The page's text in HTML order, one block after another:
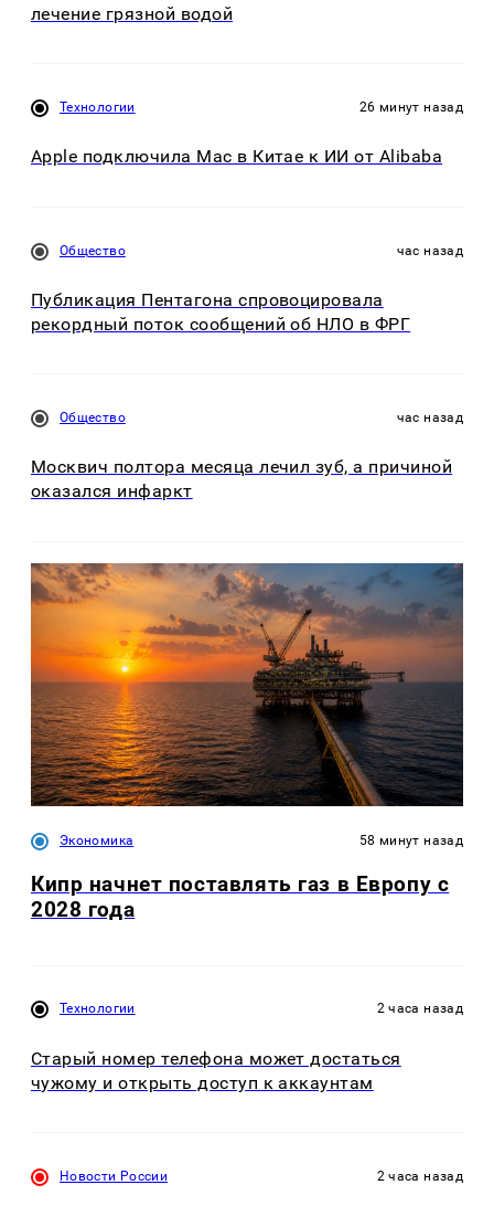
лечение грязной водой
Технологии 26 минут назад
Apple подключила Mac в Китае к ИИ от Alibaba
Общество час назад
Публикация Пентагона спровоцировала
рекордный поток сообщений об НЛО в ФРГ
Общество час назад
Москвич полтора месяца лечил зуб, а причиной
оказался инфаркт
Экономика 58 минут назад
Кипр начнет поставлять газ в Европу с
2028 года
Технологии 2 часа назад
Старый номер телефона может достаться
чужому и открыть доступ к аккаунтам
Новости России 2 часа назад